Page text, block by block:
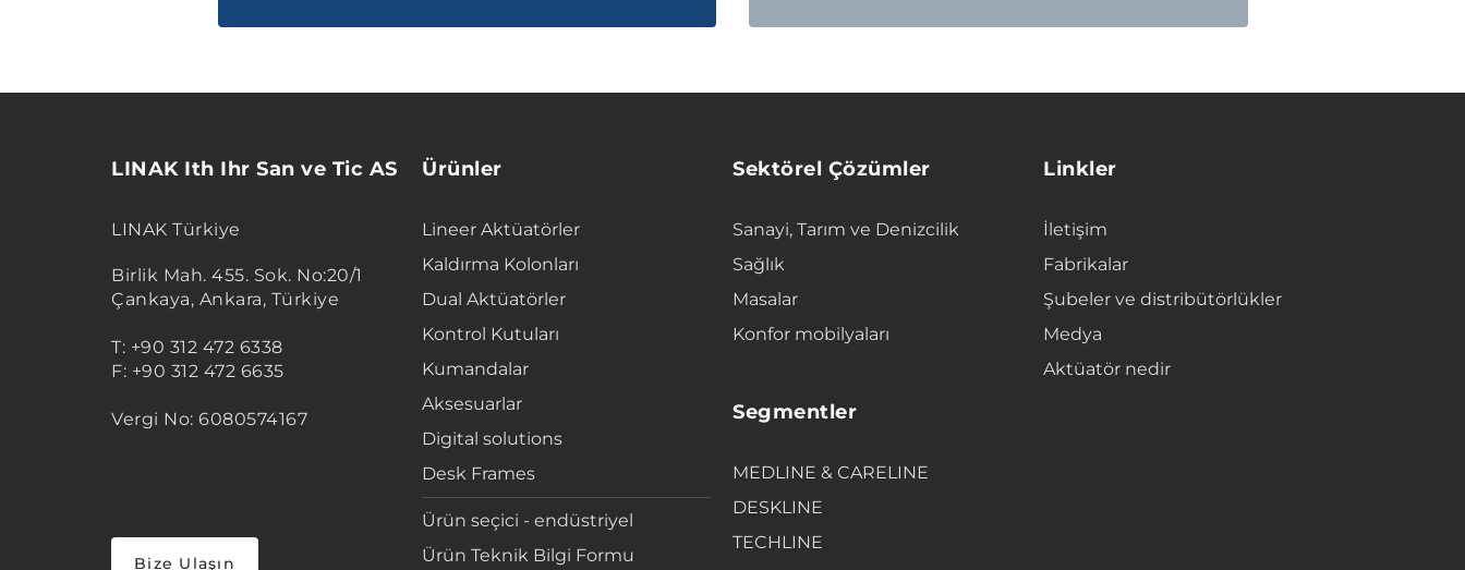
LINAK Ith Ihr San ve Tic AS
LINAK Türkiye
Birlik Mah. 455. Sok. No:20/1
Çankaya, Ankara, Türkiye
T: +90 312 472 6338
F: +90 312 472 6635
Vergi No: 6080574167
Bize Ulaşın
Ürünler
Lineer Aktüatörler
Kaldırma Kolonları
Dual Aktüatörler
Kontrol Kutuları
Kumandalar
Aksesuarlar
Digital solutions
Desk Frames
Ürün seçici - endüstriyel
Ürün Teknik Bilgi Formu
Sektörel Çözümler
Sanayi, Tarım ve Denizcilik
Sağlık
Masalar
Konfor mobilyaları
Segmentler
MEDLINE & CARELINE
DESKLINE
TECHLINE
Linkler
İletişim
Fabrikalar
Şubeler ve distribütörlükler
Medya
Aktüatör nedir